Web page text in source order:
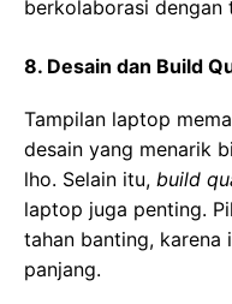
berkolaborasi dengan
8. Desain dan Build
Tampilan laptop
desain yang menarik
lho. Selain itu, build
laptop juga penting.
tahan banting, karena
panjang.